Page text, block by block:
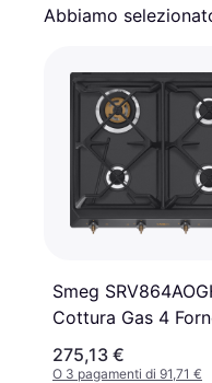
Abbiamo
Smeg
Cottura Gas 4
cm Antracite
275,13 €
O 3 pagamenti di 91,71 €